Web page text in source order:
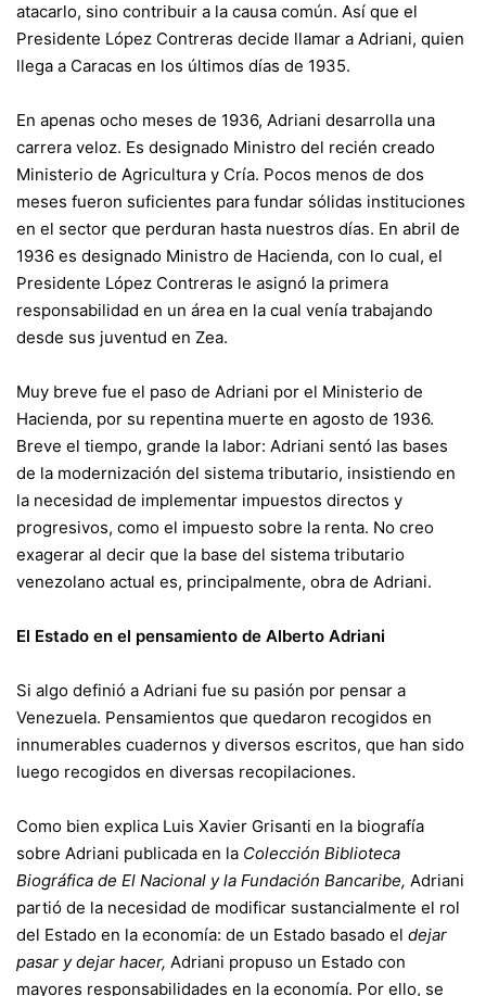
atacarlo, sino contribuir a la causa común. Así que el
Presidente López Contreras decide llamar a Adriani, quien
llega a Caracas en los últimos días de 1935.
En apenas ocho meses de 1936, Adriani desarrolla una
carrera veloz. Es designado Ministro del recién creado
Ministerio de Agricultura y Cría. Pocos menos de dos
meses fueron suficientes para fundar sólidas instituciones
en el sector que perduran hasta nuestros días. En abril de
1936 es designado Ministro de Hacienda, con lo cual, el
Presidente López Contreras le asignó la primera
responsabilidad en un área en la cual venía trabajando
desde sus juventud en Zea.
Muy breve fue el paso de Adriani por el Ministerio de
Hacienda, por su repentina muerte en agosto de 1936.
Breve el tiempo, grande la labor: Adriani sentó las bases
de la modernización del sistema tributario, insistiendo en
la necesidad de implementar impuestos directos y
progresivos, como el impuesto sobre la renta. No creo
exagerar al decir que la base del sistema tributario
venezolano actual es, principalmente, obra de Adriani.
El Estado en el pensamiento de Alberto Adriani
Si algo definió a Adriani fue su pasión por pensar a
Venezuela. Pensamientos que quedaron recogidos en
innumerables cuadernos y diversos escritos, que han sido
luego recogidos en diversas recopilaciones.
Como bien explica Luis Xavier Grisanti en la biografía
sobre Adriani publicada en la Colección Biblioteca
Biográfica de El Nacional y la Fundación Bancaribe, Adriani
partió de la necesidad de modificar sustancialmente el rol
del Estado en la economía: de un Estado basado el dejar
pasar y dejar hacer, Adriani propuso un Estado con
mayores responsabilidades en la economía. Por ello, se